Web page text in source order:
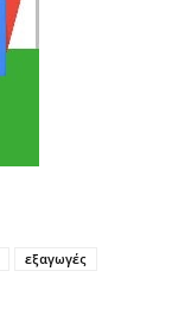
εξαγωγές